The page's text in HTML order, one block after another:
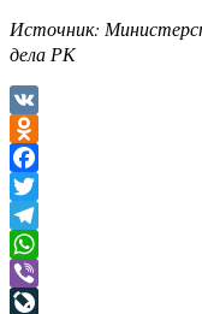
Источник:
дела РК
VK
Odnoklassniki
Facebook
Twitter
Telegram
WhatsApp
Viber